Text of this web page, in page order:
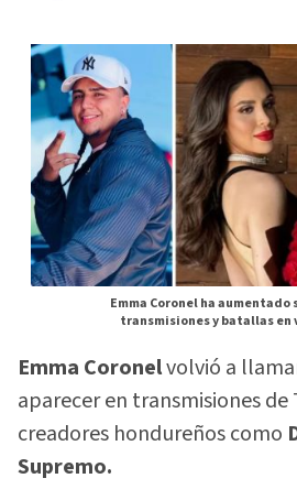
Emma Coronel ha aumentado
transmisiones y batallas en
Emma Coronelvolvió a
aparecer en transmisiones
creadores hondureños como
Supremo.